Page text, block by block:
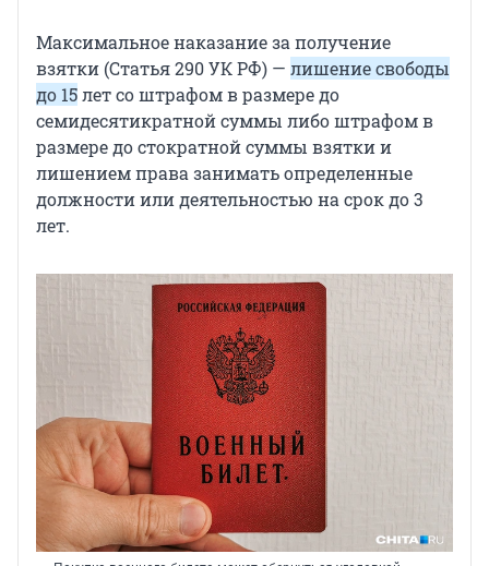
Максимальное наказание за получение
взятки (Статья 290 УК РФ) — лишение свободы
до 15лет со штрафом в размере до
семидесятикратной суммы либо штрафом в
размере до стократной суммы взятки и
лишением права занимать определенные
должности или деятельностью на срок до 3
лет.